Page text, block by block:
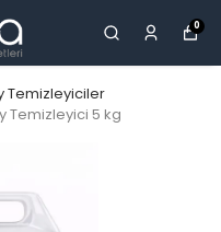
0
Temizleyiciler
Temizleyici 5 kg